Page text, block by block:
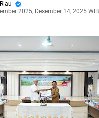
2025, Desember 14, 2025 WIB